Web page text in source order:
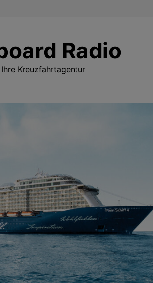
Radio
Ihre Kreuzfahrtagentur